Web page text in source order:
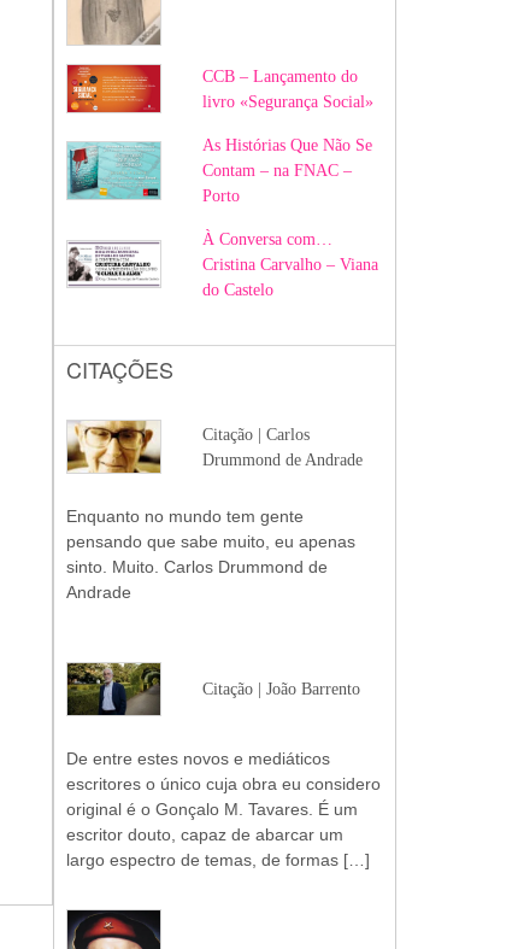
CCB – Lançamento do
livro «Segurança Social»
As Histórias Que Não Se
Contam – na FNAC –
Porto
À Conversa com…
Cristina Carvalho – Viana
do Castelo
CITAÇÕES
Citação | Carlos
Drummond de Andrade
Enquanto no mundo tem gente
pensando que sabe muito, eu apenas
sinto. Muito. Carlos Drummond de
Andrade
Citação | João Barrento
De entre estes novos e mediáticos
escritores o único cuja obra eu considero
original é o Gonçalo M. Tavares. É um
escritor douto, capaz de abarcar um
largo espectro de temas, de formas […]